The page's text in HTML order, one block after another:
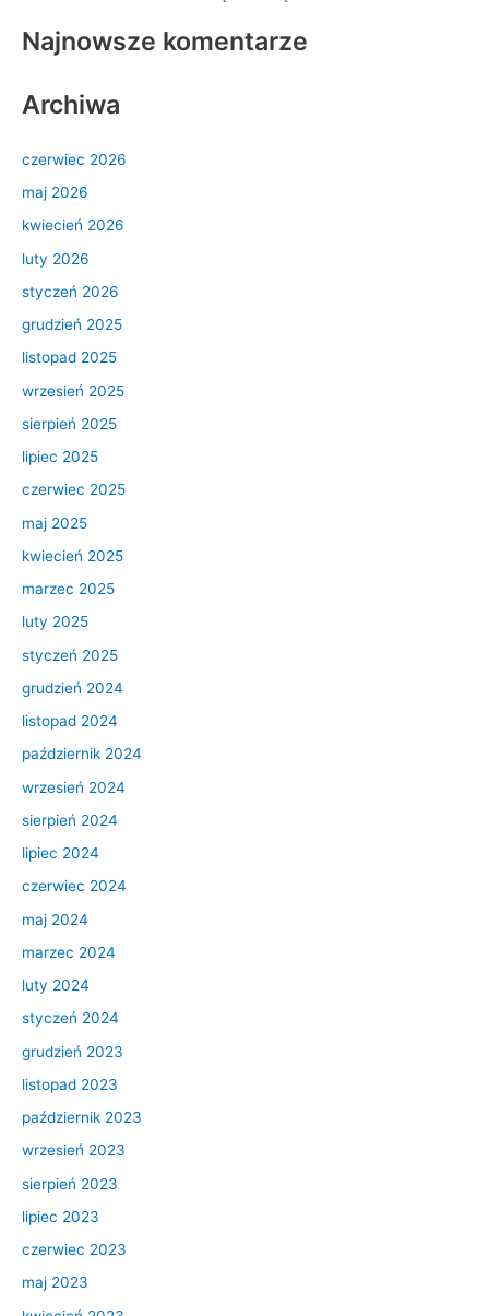
Najnowsze komentarze
Archiwa
czerwiec 2026
maj 2026
kwiecień 2026
luty 2026
styczeń 2026
grudzień 2025
listopad 2025
wrzesień 2025
sierpień 2025
lipiec 2025
czerwiec 2025
maj 2025
kwiecień 2025
marzec 2025
luty 2025
styczeń 2025
grudzień 2024
listopad 2024
październik 2024
wrzesień 2024
sierpień 2024
lipiec 2024
czerwiec 2024
maj 2024
marzec 2024
luty 2024
styczeń 2024
grudzień 2023
listopad 2023
październik 2023
wrzesień 2023
sierpień 2023
lipiec 2023
czerwiec 2023
maj 2023